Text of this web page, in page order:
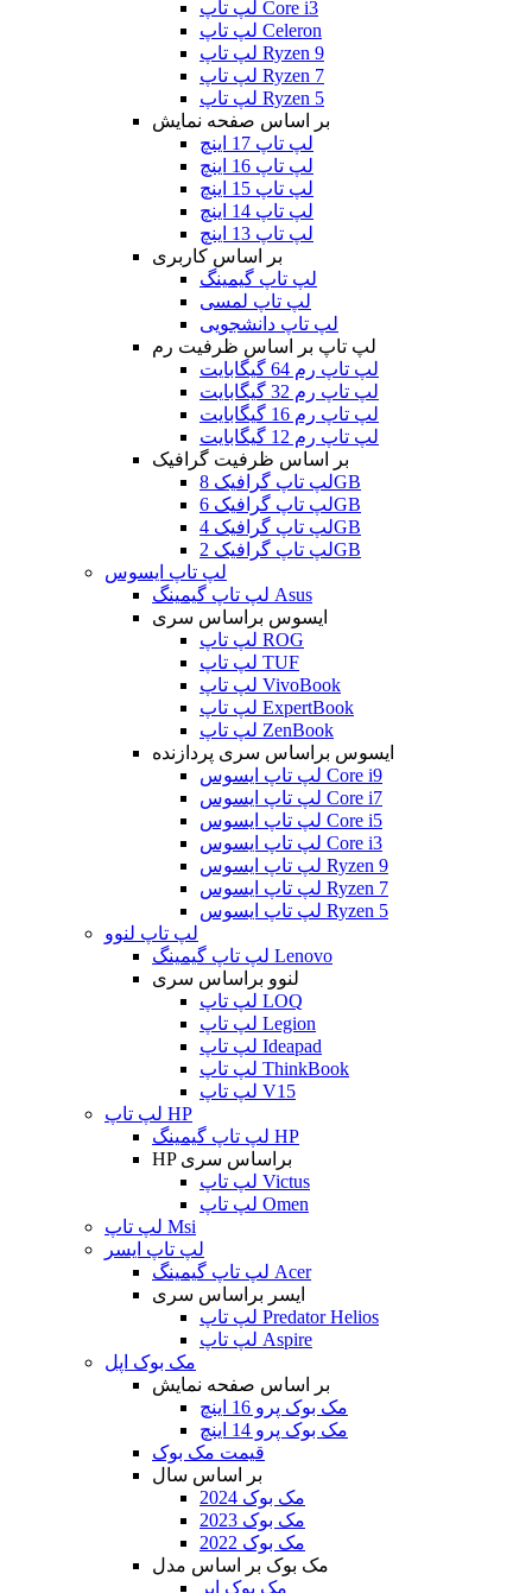
لپ تاپ Core i3
لپ تاپ Celeron
لپ تاپ Ryzen 9
لپ تاپ Ryzen 7
لپ تاپ Ryzen 5
بر اساس صفحه نمایش
لپ تاپ 17 اینچ
لپ تاپ 16 اینچ
لپ تاپ 15 اینچ
لپ تاپ 14 اینچ
لپ تاپ 13 اینچ
بر اساس کاربری
لپ تاپ گیمینگ
لپ تاپ لمسی
لپ تاپ دانشجویی
لپ تاپ بر اساس ظرفیت رم
لپ تاپ رم 64 گیگابایت
لپ تاپ رم 32 گیگابایت
لپ تاپ رم 16 گیگابایت
لپ تاپ رم 12 گیگابایت
بر اساس ظرفیت گرافیک
لپ تاپ گرافیک 8GB
لپ تاپ گرافیک 6GB
لپ تاپ گرافیک 4GB
لپ تاپ گرافیک 2GB
لپ تاپ ایسوس
لپ تاپ گیمینگ Asus
ایسوس براساس سری
لپ تاپ ROG
لپ تاپ TUF
لپ تاپ VivoBook
لپ تاپ ExpertBook
لپ تاپ ZenBook
ایسوس براساس سری پردازنده
لپ تاپ ایسوس Core i9
لپ تاپ ایسوس Core i7
لپ تاپ ایسوس Core i5
لپ تاپ ایسوس Core i3
لپ تاپ ایسوس Ryzen 9
لپ تاپ ایسوس Ryzen 7
لپ تاپ ایسوس Ryzen 5
لپ تاپ لنوو
لپ تاپ گیمینگ Lenovo
لنوو براساس سری
لپ تاپ LOQ
لپ تاپ Legion
لپ تاپ Ideapad
لپ تاپ ThinkBook
لپ تاپ V15
لپ تاپ HP
لپ تاپ گیمینگ HP
HP براساس سری
لپ تاپ Victus
لپ تاپ Omen
لپ تاپ Msi
لپ تاپ ایسر
لپ تاپ گیمینگ Acer
ایسر براساس سری
لپ تاپ Predator Helios
لپ تاپ Aspire
مک بوک اپل
بر اساس صفحه نمایش
مک بوک پرو 16 اینچ
مک بوک پرو 14 اینچ
قیمت مک بوک
بر اساس سال
مک بوک 2024
مک بوک 2023
مک بوک 2022
مک بوک بر اساس مدل
مک بوک ایر